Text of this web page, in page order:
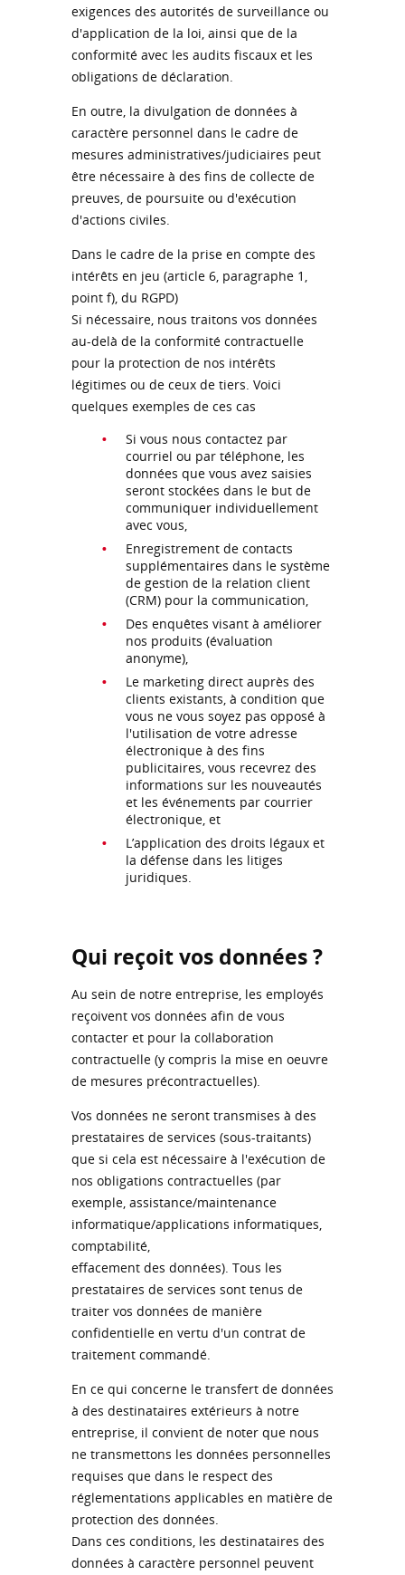
exigences des autorités de surveillance ou
d'application de la loi, ainsi que de la
conformité avec les audits fiscaux et les
obligations de déclaration.
En outre, la divulgation de données à
caractère personnel dans le cadre de
mesures administratives/judiciaires peut
être nécessaire à des fins de collecte de
preuves, de poursuite ou d'exécution
d'actions civiles.
Dans le cadre de la prise en compte des
intérêts en jeu (article 6, paragraphe 1,
point f), du RGPD)
Si nécessaire, nous traitons vos données
au-delà de la conformité contractuelle
pour la protection de nos intérêts
légitimes ou de ceux de tiers. Voici
quelques exemples de ces cas
Si vous nous contactez par
courriel ou par téléphone, les
données que vous avez saisies
seront stockées dans le but de
communiquer individuellement
avec vous,
Enregistrement de contacts
supplémentaires dans le système
de gestion de la relation client
(CRM) pour la communication,
Des enquêtes visant à améliorer
nos produits (évaluation
anonyme),
Le marketing direct auprès des
clients existants, à condition que
vous ne vous soyez pas opposé à
l'utilisation de votre adresse
électronique à des fins
publicitaires, vous recevrez des
informations sur les nouveautés
et les événements par courrier
électronique, et
L’application des droits légaux et
la défense dans les litiges
juridiques.
Qui reçoit vos données ?
Au sein de notre entreprise, les employés
reçoivent vos données afin de vous
contacter et pour la collaboration
contractuelle (y compris la mise en oeuvre
de mesures précontractuelles).
Vos données ne seront transmises à des
prestataires de services (sous-traitants)
que si cela est nécessaire à l'exécution de
nos obligations contractuelles (par
exemple, assistance/maintenance
informatique/applications informatiques,
comptabilité,
effacement des données). Tous les
prestataires de services sont tenus de
traiter vos données de manière
confidentielle en vertu d'un contrat de
traitement commandé.
En ce qui concerne le transfert de données
à des destinataires extérieurs à notre
entreprise, il convient de noter que nous
ne transmettons les données personnelles
requises que dans le respect des
réglementations applicables en matière de
protection des données.
Dans ces conditions, les destinataires des
données à caractère personnel peuvent